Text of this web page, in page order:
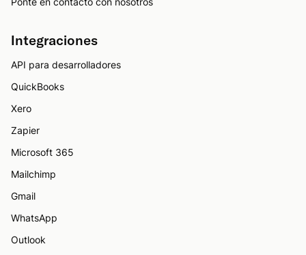
Integraciones
API para desarrolladores
QuickBooks
Xero
Zapier
Microsoft 365
Mailchimp
Gmail
WhatsApp
Outlook